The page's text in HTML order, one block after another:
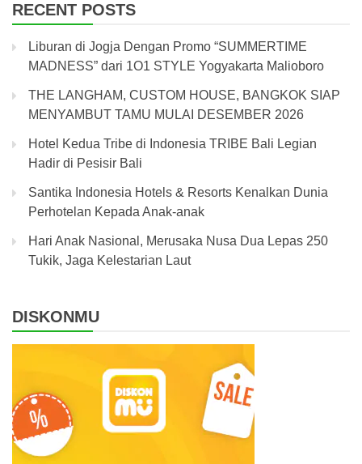
RECENT POSTS
Liburan di Jogja Dengan Promo “SUMMERTIME
MADNESS” dari 1O1 STYLE Yogyakarta Malioboro
THE LANGHAM, CUSTOM HOUSE, BANGKOK SIAP
MENYAMBUT TAMU MULAI DESEMBER 2026
Hotel Kedua Tribe di Indonesia TRIBE Bali Legian
Hadir di Pesisir Bali
Santika Indonesia Hotels & Resorts Kenalkan Dunia
Perhotelan Kepada Anak-anak
Hari Anak Nasional, Merusaka Nusa Dua Lepas 250
Tukik, Jaga Kelestarian Laut
DISKONMU